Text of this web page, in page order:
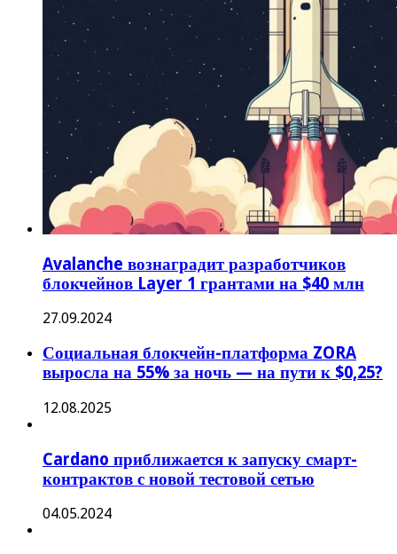
Avalanche вознаградит разработчиков
блокчейнов Layer 1 грантами на $40 млн
27.09.2024
Социальная блокчейн-платформа ZORA
выросла на 55% за ночь — на пути к $0,25?
12.08.2025
Cardano приближается к запуску смарт-
контрактов с новой тестовой сетью
04.05.2024